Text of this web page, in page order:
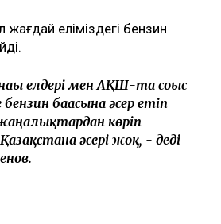
еліміздегі бензин
елдері мен АҚШ-та соғыс
бензин бағасына әсер етіп
көріп
әсері жоқ, - деді